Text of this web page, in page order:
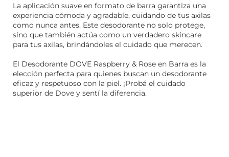
La aplicación suave en formato de barra garantiza una
experiencia cómoda y agradable, cuidando de tus axilas
como nunca antes. Este desodorante no solo protege,
sino que también actúa como un verdadero skincare
para tus axilas, brindándoles el cuidado que merecen.
El Desodorante DOVE Raspberry & Rose en Barra es la
elección perfecta para quienes buscan un desodorante
eficaz y respetuoso con la piel. ¡Probá el cuidado
superior de Dove y sentí la diferencia.